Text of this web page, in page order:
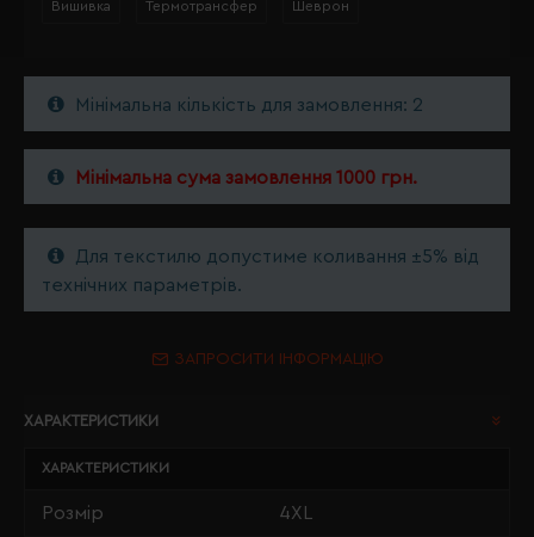
Вишивка Термотрансфер Шеврон
Мінімальна кількість для замовлення: 2
Мінімальна сума замовлення 1000 грн.
Для текстилю допустиме коливання ±5% від
технічних параметрів.
ЗАПРОСИТИ ІНФОРМАЦІЮ
ХАРАКТЕРИСТИКИ
ХАРАКТЕРИСТИКИ
Розмір 4XL